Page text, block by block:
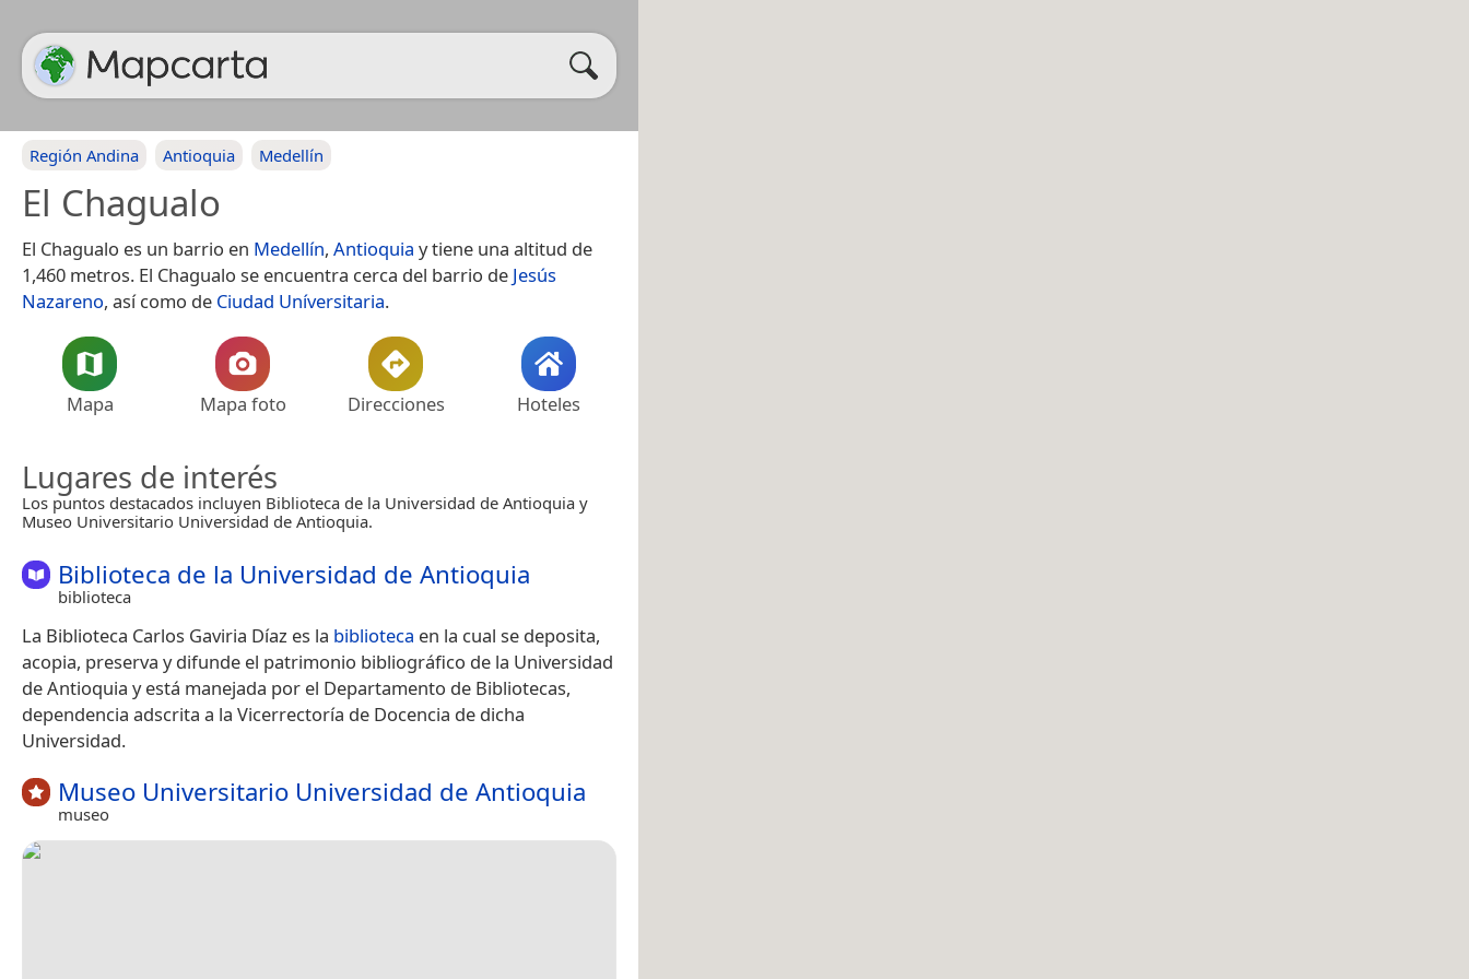
Región Andina Antioquia Medellín
El Chagualo
El Chagualo es un barrio en Medellín, Antioquia y tiene una altitud de
1,460 metros. El Chagualo se encuentra cerca del barrio de Jesús
Nazareno, así como de Ciudad Uníversitaria.
Mapa Mapa foto Direcciones Hoteles
Lugares de interés
Los puntos destacados incluyen Biblioteca de la Universidad de Antioquia y
Museo Universitario Universidad de Antioquia.
Biblioteca de la Universidad de Antioquia
biblioteca
La Biblioteca Carlos Gaviria Díaz es la biblioteca en la cual se deposita,
acopia, preserva y difunde el patrimonio bibliográfico de la Universidad
de Antioquia y está manejada por el Departamento de Bibliotecas,
dependencia adscrita a la Vicerrectoría de Docencia de dicha
Universidad.
Museo Universitario Universidad de Antioquia
museo